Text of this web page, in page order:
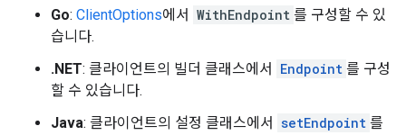
Go: ClientOptions에서 WithEndpoint 를 구성할 수 있
습니다.
.NET: 클라이언트의 빌더 클래스에서 Endpoint 를 구성
할 수 있습니다.
Java: 클라이언트의 설정 클래스에서 setEndpoint 를